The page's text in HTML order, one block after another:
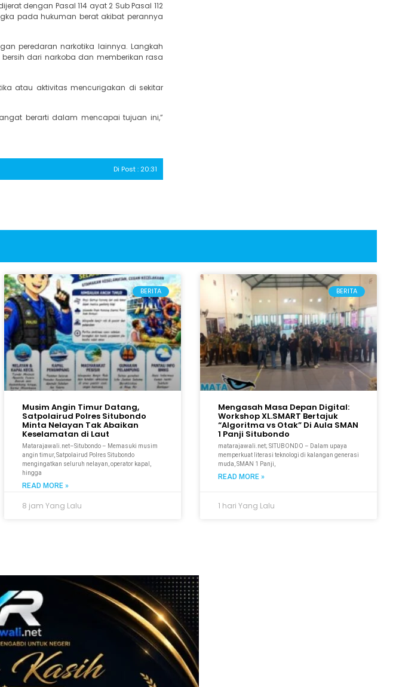
dengan Pasal 114 ayat 2 Sub Pasal 112
pada hukuman berat akibat perannya
peredaran narkotika lainnya. Langkah
dari narkoba dan memberikan rasa
atau aktivitas mencurigakan di sekitar
berarti dalam mencapai tujuan ini,”
Di Post : 20:31
BERITA
Musim Angin Timur Datang,
Satpolairud Polres Situbondo
Minta Nelayan Tak Abaikan
Keselamatan di Laut
Matarajawali.net–Situbondo – Memasuki musim
angin timur, Satpolairud Polres Situbondo
mengingatkan seluruh nelayan, operator kapal,
hingga
READ MORE »
8 jam Yang Lalu
BERITA
Mengasah Masa Depan Digital:
Workshop XL.SMART Bertajuk
“Algoritma vs Otak” Di Aula SMAN
1 Panji Situbondo
matarajawali.net; SITUBONDO – Dalam upaya
memperkuat literasi teknologi di kalangan generasi
muda, SMAN 1 Panji,
READ MORE »
1 hari Yang Lalu